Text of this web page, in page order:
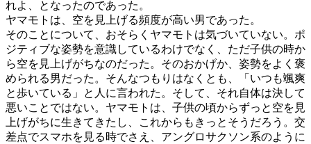
れよ、となったのであった。
ヤマモトは、空を見上げる頻度が高い男であった。
そのことについて、おそらくヤマモトは気づいていない。ポ
ジティブな姿勢を意識しているわけでなく、ただ子供の時か
ら空を見上げがちなのだった。そのおかげか、姿勢をよく褒
められる男だった。そんなつもりはなくとも、「いつも颯爽
と歩いている」と人に言われた。そして、それ自体は決して
悪いことではない。ヤマモトは、子供の頃からずっと空を見
上げがちに生きてきたし、これからもきっとそうだろう。交
差点でスマホを見る時でさえ、アングロサクソン系のように